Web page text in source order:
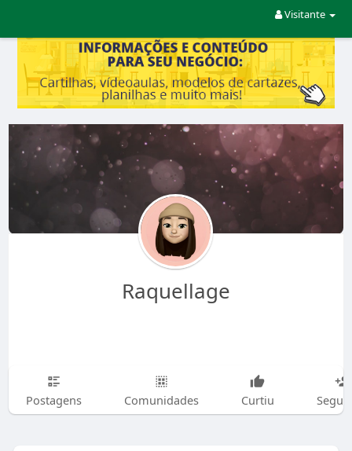
Visitante
Raquellage
Postagens Comunidades Curtiu